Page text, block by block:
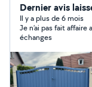
d'entrée,
motorisé, volets
motorisés clôture
Dernier avis
Il y a plus de 6 mois
Je n’ai pas fait
échanges